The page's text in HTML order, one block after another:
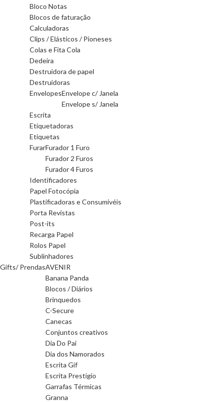
Bloco Notas
Blocos de faturação
Calculadoras
Clips / Elásticos / Pioneses
Colas e Fita Cola
Dedeira
Destruidora de papel
Destruidoras
EnvelopesEnvelope c/ Janela
Envelope s/ Janela
Escrita
Etiquetadoras
Etiquetas
FurarFurador 1 Furo
Furador 2 Furos
Furador 4 Furos
Identificadores
Papel Fotocópia
Plastificadoras e Consumivéis
Porta Revistas
Post-its
Recarga Papel
Rolos Papel
Sublinhadores
Gifts/ PrendasAVENIR
Banana Panda
Blocos / Diários
Brinquedos
C-Secure
Canecas
Conjuntos creativos
Dia Do Pai
Dia dos Namorados
Escrita Gif
Escrita Prestigio
Garrafas Térmicas
Granna